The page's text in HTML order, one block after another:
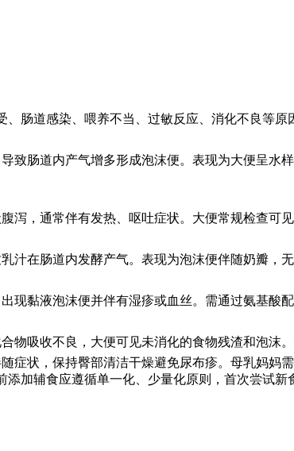
、肠道感染、喂养不当、过敏反应、消化不良等
致肠道内产气增多形成泡沫便。表现为大便呈
泻，通常伴有发热、呕吐症状。大便常规检查可
汁在肠道内发酵产气。表现为泡沫便伴随奶瓣，
现黏液泡沫便并伴有湿疹或血丝。需通过氨基酸
物吸收不良，大便可见未消化的食物残渣和泡沫
症状，保持臀部清洁干燥避免尿布疹。母乳妈
加辅食应遵循单一化、少量化原则，首次尝试新